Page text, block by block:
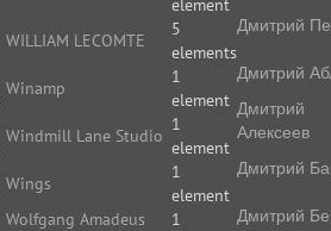
element
WILLIAM LECOMTE
5
elements
Winamp
1
element
Windmill Lane Studio
1
element
Wings
1
element
Wolfgang Amadeus
1
Дмитрий
Дмитрий
Дмитрий
Алексеев
Дмитрий
Дмитрий